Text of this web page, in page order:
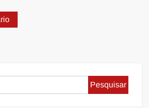
Pesquisar
por: